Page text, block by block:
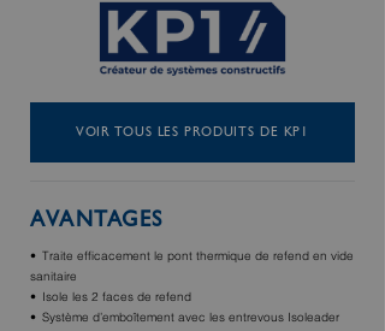
VOIR TOUS LES PRODUITS DE KP1
AVANTAGES
Traite efficacement le pont thermique de refend en vide
sanitaire
Isole les 2 faces de refend
Système d’emboîtement avec les entrevous Isoleader